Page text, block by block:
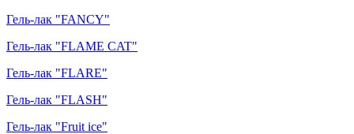
Гель-лак "FANCY"
Гель-лак "FLAME CAT"
Гель-лак "FLARE"
Гель-лак "FLASH"
Гель-лак "Fruit ice"